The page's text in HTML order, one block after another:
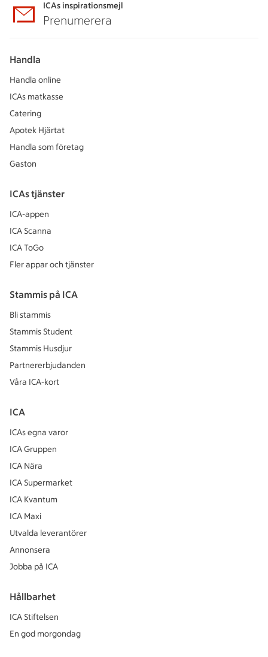
ICAs inspirationsmejl
Prenumerera
Handla
Handla online
ICAs matkasse
Catering
Apotek Hjärtat
Handla som företag
Gaston
ICAs tjänster
ICA-appen
ICA Scanna
ICA ToGo
Fler appar och tjänster
Stammis på ICA
Bli stammis
Stammis Student
Stammis Husdjur
Partnererbjudanden
Våra ICA-kort
ICA
ICAs egna varor
ICA Gruppen
ICA Nära
ICA Supermarket
ICA Kvantum
ICA Maxi
Utvalda leverantörer
Annonsera
Jobba på ICA
Hållbarhet
ICA Stiftelsen
En god morgondag